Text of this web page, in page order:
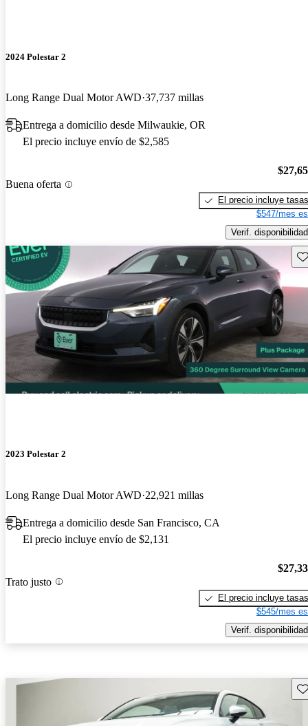
2024 Polestar 2
Long Range Dual Motor AWD 37,737 millas
Entrega a domicilio desde Milwaukie, OR
El precio incluye envío de $2,585
Buena oferta
El precio incluye tasas
$547/mes
Verif. disponibilidad
2023 Polestar 2
Long Range Dual Motor AWD 22,921 millas
Entrega a domicilio desde San Francisco, CA
El precio incluye envío de $2,131
Trato justo
El precio incluye tasas
$545/mes
Verif. disponibilidad